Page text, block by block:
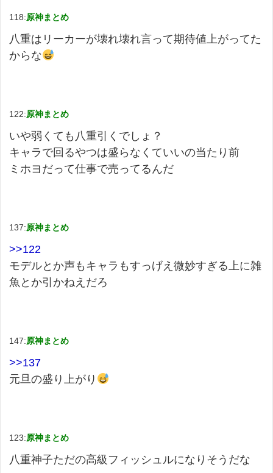
118:原神まとめ
八重はリーカーが壊れ壊れ言って期待値上がってた
からな
122:原神まとめ
いや弱くても八重引くでしょ？
キャラで回るやつは盛らなくていいの当たり前
ミホヨだって仕事で売ってるんだ
137:原神まとめ
>>122
モデルとか声もキャラもすっげえ微妙すぎる上に雑
魚とか引かねえだろ
147:原神まとめ
>>137
元旦の盛り上がり
123:原神まとめ
八重神子ただの高級フィッシュルになりそうだな